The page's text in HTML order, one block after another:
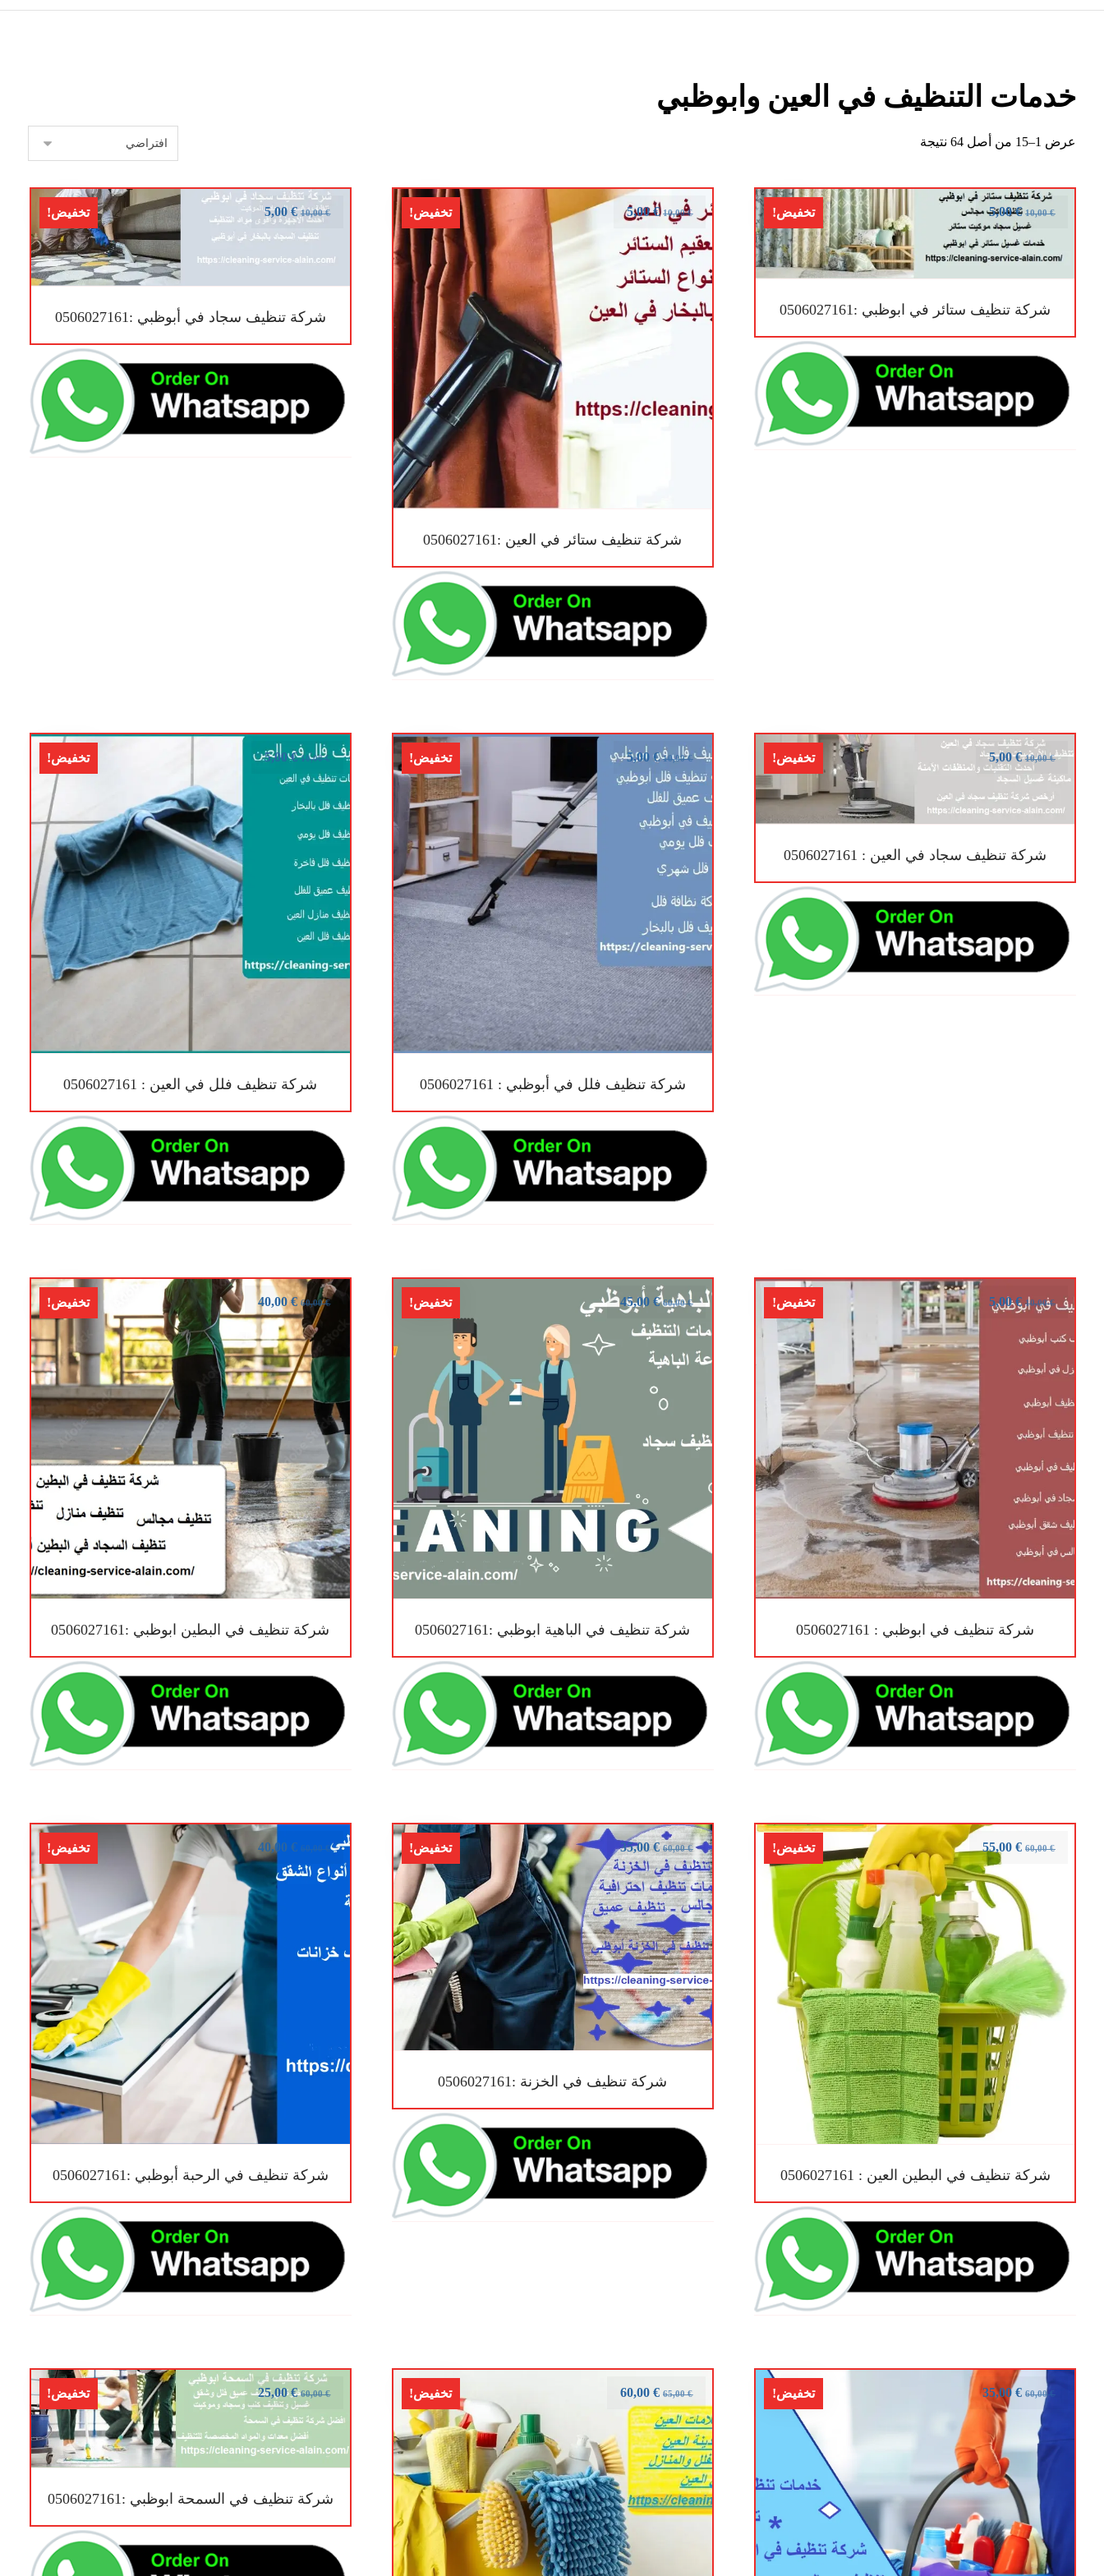
خدمات التنظيف في العين وابوظبي
عرض 1–15 من أصل 64 نتيجة
تخفيض!
شركة تنظيف ستائر في ابوظبي :0506027161
10,00€
5,00€ تخفيض!
شركة تنظيف ستائر في العين :0506027161
10,00€
5,00€ تخفيض!
شركة تنظيف سجاد في أبوظبي :0506027161
10,00€
5,00€
تخفيض!
شركة تنظيف سجاد في العين : 0506027161
10,00€
5,00€ تخفيض!
شركة تنظيف فلل في أبوظبي : 0506027161
10,00€
5,00€ تخفيض!
شركة تنظيف فلل في العين : 0506027161
10,00€
5,00€
تخفيض!
شركة تنظيف في ابوظبي : 0506027161
10,00€
5,00€ تخفيض!
شركة تنظيف في الباهية ابوظبي :0506027161
60,00€
45,00€ تخفيض!
شركة تنظيف في البطين ابوظبي :0506027161
60,00€
40,00€
تخفيض!
شركة تنظيف في البطين العين : 0506027161
60,00€
55,00€ تخفيض!
شركة تنظيف في الخزنة :0506027161
60,00€
35,00€ تخفيض!
شركة تنظيف في الرحبة أبوظبي :0506027161
60,00€
40,00€
تخفيض! 60,00€
35,00€ تخفيض! 65,00€
60,00€ تخفيض!
شركة تنظيف في السمحة ابوظبي :0506027161
60,00€
25,00€